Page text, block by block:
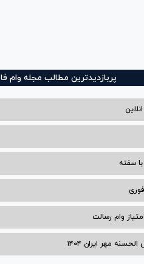
پربازدیدترین مطالب مجله وام فا
سفته
وام رسالت
مهر ایران ۱۴۰۴